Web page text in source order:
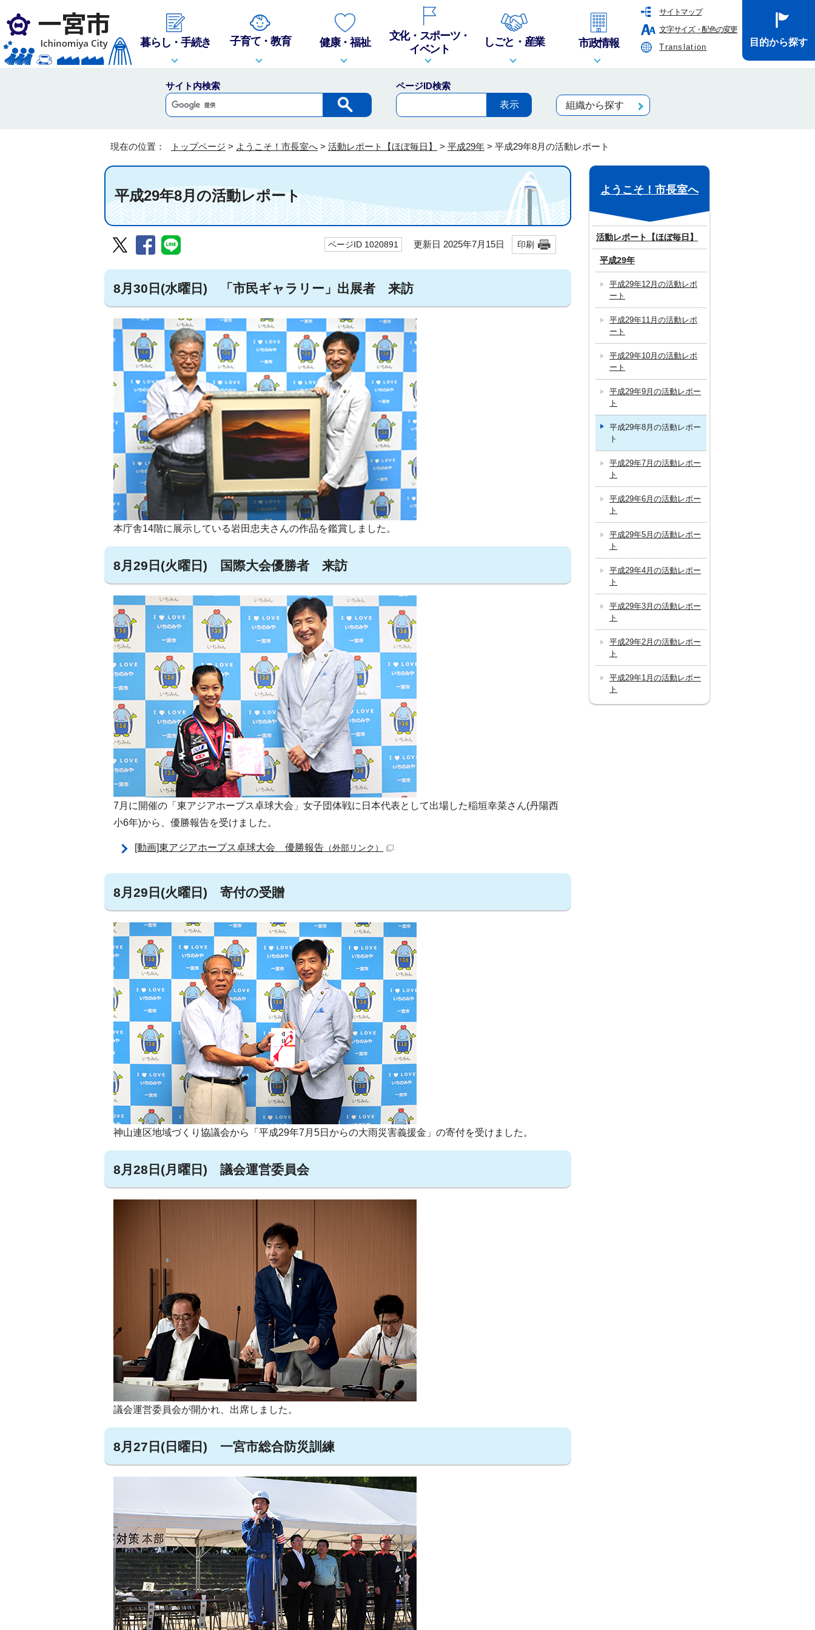
サイトマップ
文字サイズ・配色の変更
Translation
暮らし・手続き 子育て・教育 健康・福祉
文化・スポーツ・
イベント
しごと・産業 市政情報 目的から探す
サイト内検索
ページID検索
組織から探す
現在の位置： トップページ > ようこそ！市長室へ > 活動レポート【ほぼ毎日】 > 平成29年 > 平成29年8月の活動レポート
平成29年8月の活動レポート
ページID 1020891 更新日 2025年7月15日 印刷
8月30日(水曜日) 「市民ギャラリー」出展者 来訪
本庁舎14階に展示している岩田忠夫さんの作品を鑑賞しました。
8月29日(火曜日) 国際大会優勝者 来訪
7月に開催の「東アジアホープス卓球大会」女子団体戦に日本代表として出場した稲垣幸菜さん(丹陽西
小6年)から、優勝報告を受けました。
[動画]東アジアホープス卓球大会 優勝報告 （外部リンク）
8月29日(火曜日) 寄付の受贈
神山連区地域づくり協議会から「平成29年7月5日からの大雨災害義援金」の寄付を受けました。
8月28日(月曜日) 議会運営委員会
議会運営委員会が開かれ、出席しました。
8月27日(日曜日) 一宮市総合防災訓練
ようこそ！市長室へ
活動レポート【ほぼ毎日】
平成29年
平成29年12月の活動レポ
ート
平成29年11月の活動レポ
ート
平成29年10月の活動レポ
ート
平成29年9月の活動レポー
ト
平成29年8月の活動レポー
ト
平成29年7月の活動レポー
ト
平成29年6月の活動レポー
ト
平成29年5月の活動レポー
ト
平成29年4月の活動レポー
ト
平成29年3月の活動レポー
ト
平成29年2月の活動レポー
ト
平成29年1月の活動レポー
ト